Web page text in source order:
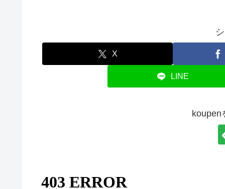
X
LINE
koupen